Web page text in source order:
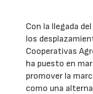
Con la llegada
los
Cooperativas
ha puesto en
promover la
como una